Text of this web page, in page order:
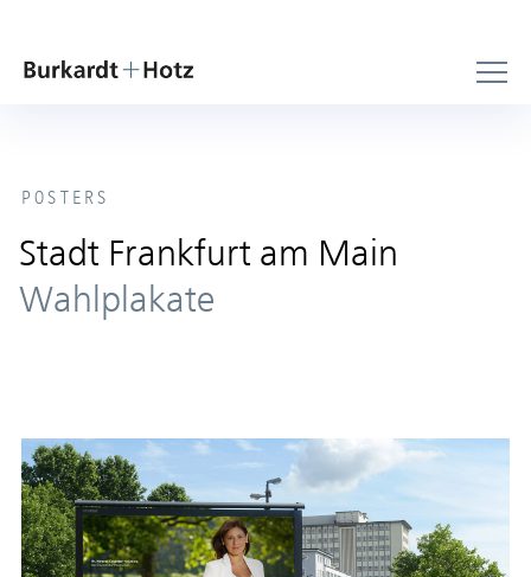
POSTERS
Stadt Frankfurt am Main
Wahlplakate